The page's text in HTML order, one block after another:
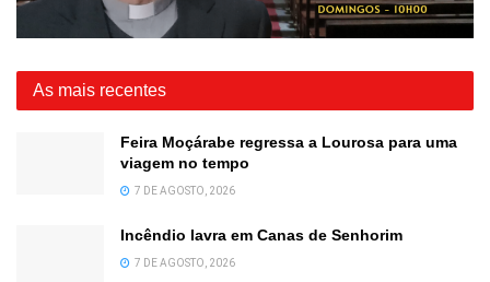
As mais recentes
Feira Moçárabe regressa a Lourosa para uma
viagem no tempo
7 DE AGOSTO, 2026
Incêndio lavra em Canas de Senhorim
7 DE AGOSTO, 2026